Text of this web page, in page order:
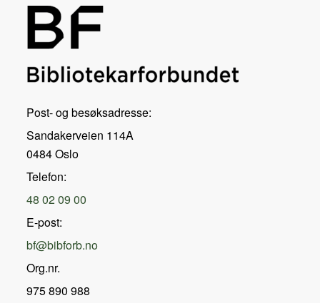
Post- og besøksadresse:
Sandakerveien 114A
0484 Oslo
Telefon:
48 02 09 00
E-post:
bf@bibforb.no
Org.nr.
975 890 988